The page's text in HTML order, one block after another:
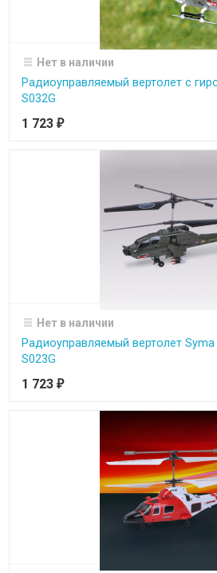
Нет в наличии
Радиоуправляемый вертолет c
S032G
1 723 ₽
Нет в наличии
Радиоуправляемый вертолет
S023G
1 723 ₽